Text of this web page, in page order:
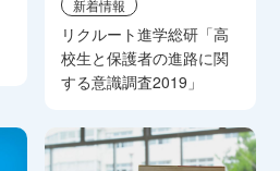
新着情報
リクルート進学総研「高
校生と保護者の進路に関
する意識調査2019」